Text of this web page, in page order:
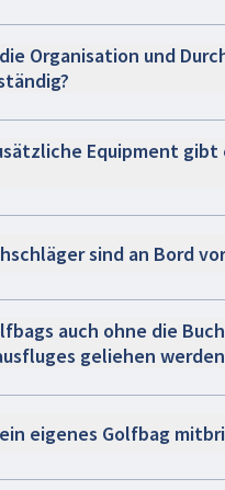
Organisation und
Equipment gibt
sind an Bord
auch ohne die
geliehen
eigenes Golfbag